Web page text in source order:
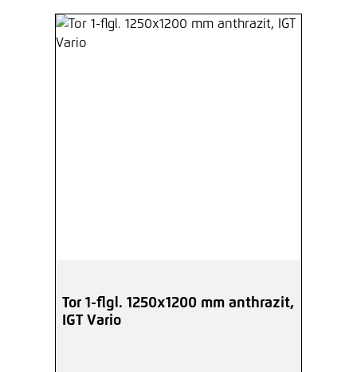
Tor 1-flgl. 1250x1200 mm anthrazit,
IGT Vario